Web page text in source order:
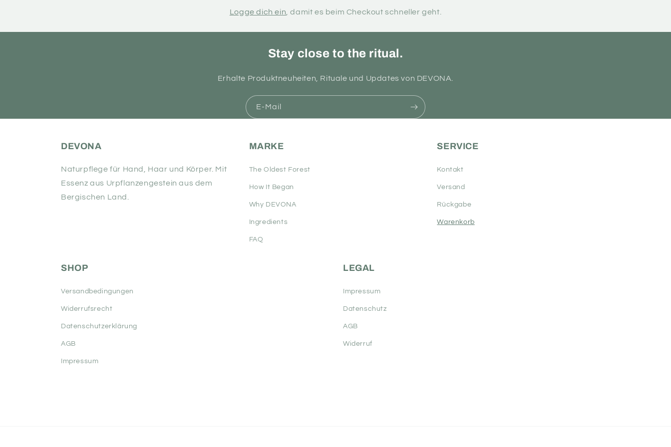
Logge dich ein , damit es beim Checkout schneller geht.
Stay close to the ritual.
Erhalte Produktneuheiten, Rituale und Updates von DEVONA.
E-Mail
DEVONA
Naturpflege für Hand, Haar und Körper. Mit
Essenz aus Urpflanzengestein aus dem
Bergischen Land.
MARKE
The Oldest Forest
How It Began
Why DEVONA
Ingredients
FAQ
SERVICE
Kontakt
Versand
Rückgabe
Warenkorb
SHOP
Versandbedingungen
Widerrufsrecht
Datenschutzerklärung
AGB
Impressum
LEGAL
Impressum
Datenschutz
AGB
Widerruf